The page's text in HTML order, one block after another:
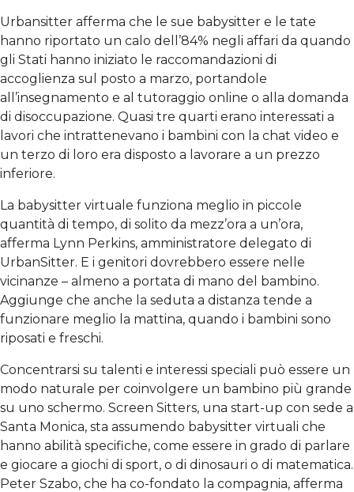
Urbansitter afferma che le sue babysitter e le tate
hanno riportato un calo dell’84% negli affari da quando
gli Stati hanno iniziato le raccomandazioni di
accoglienza sul posto a marzo, portandole
all’insegnamento e al tutoraggio online o alla domanda
di disoccupazione. Quasi tre quarti erano interessati a
lavori che intrattenevano i bambini con la chat video e
un terzo di loro era disposto a lavorare a un prezzo
inferiore.
La babysitter virtuale funziona meglio in piccole
quantità di tempo, di solito da mezz’ora a un’ora,
afferma Lynn Perkins, amministratore delegato di
UrbanSitter. E i genitori dovrebbero essere nelle
vicinanze – almeno a portata di mano del bambino.
Aggiunge che anche la seduta a distanza tende a
funzionare meglio la mattina, quando i bambini sono
riposati e freschi.
Concentrarsi su talenti e interessi speciali può essere un
modo naturale per coinvolgere un bambino più grande
su uno schermo. Screen Sitters, una start-up con sede a
Santa Monica, sta assumendo babysitter virtuali che
hanno abilità specifiche, come essere in grado di parlare
e giocare a giochi di sport, o di dinosauri o di matematica.
Peter Szabo, che ha co-fondato la compagnia, afferma